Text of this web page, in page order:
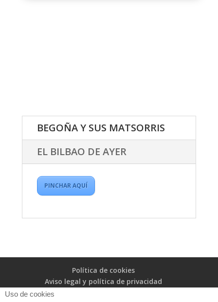
BEGOÑA Y SUS MATSORRIS
EL BILBAO DE AYER
PINCHAR AQUÍ
Política de cookies
Aviso legal y política de privacidad
Uso de cookies